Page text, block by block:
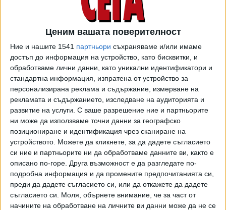
Ценим вашата поверителност
Ние и нашите 1541 партньори съхраняваме и/или имаме
достъп до информация на устройство, като бисквитки, и
обработваме лични данни, като уникални идентификатори и
стандартна информация, изпратена от устройство за
персонализирана реклама и съдържание, измерване на
рекламата и съдържанието, изследване на аудиторията и
развитие на услуги. С ваше разрешение ние и партньорите
ни може да използваме точни данни за географско
позициониране и идентификация чрез сканиране на
устройството. Можете да кликнете, за да дадете съгласието
си ние и партньорите ни да обработваме данните ви, както е
описано по-горе. Друга възможност е да разгледате по-
подробна информация и да промените предпочитанията си,
преди да дадете съгласието си, или да откажете да дадете
съгласието си.
Моля, обърнете внимание, че за част от
начините на обработване на личните ви данни може да не се
"Проучванията са задължително изискване, за да може
да се докладва. МОСВ да започне да си изпълнява
задълженията си по закон и да възлага на академични и
университетски структури извършване на редовни
проучвания на разпространението и заплахите на
видовете и местообитанията, като гражданската наука
трябва да се инкорпорира в тази дейности", пишат
организациите. Те настояват и резултатите да бъдат
подложени на обществени обсъждания на национално
ниво, в които да се включват експерти и граждани.
България е задължена да наблюдава природозащитното
състояние на видовете и местообитанията, защитени от
двете природозащитни директиви на ЕС и да го
докладва на всеки шест години към Европейската
агенция по околна среда. България вече има извършени
две докладвания – едно през 2013 г., а другото през